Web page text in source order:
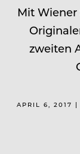
Mit Wiener
zweiten
APRIL 6, 2017 |